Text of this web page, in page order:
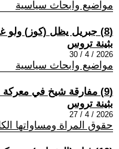
مواضيع وابحاث سياسية
(8) جبريل يظل (كوز) ولو غسل سبع مرات
بثينة تروس
2026 / 4 / 30
مواضيع وابحاث سياسية
(9) مفارقة شيخ في معركة الجندر
بثينة تروس
2026 / 4 / 27
حقوق المراة ومساواتها